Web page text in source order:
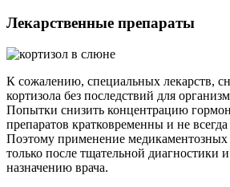
Лекарственные препараты
К сожалению, специальных лекарств,
кортизола без последствий для
Попытки снизить концентрацию
препаратов кратковременны и не
Поэтому применение медикаментозных
только после тщательной диагностики
назначению врача.